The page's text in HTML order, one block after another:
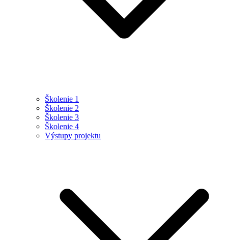
Školenie 1
Školenie 2
Školenie 3
Školenie 4
Výstupy projektu